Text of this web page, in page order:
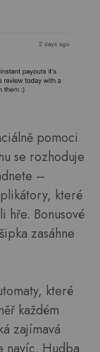
pomoci
se rozhoduje
–
které
hře. Bonusové
zasáhne
které
každém
zajímavá